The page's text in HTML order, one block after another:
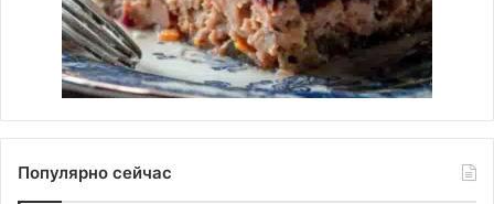
Популярно сейчас